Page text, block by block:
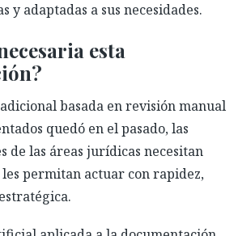
y adaptadas a sus necesidades.
esta
basada en revisión manual
quedó en el pasado, las
de las áreas jurídicas necesitan
permitan actuar con rapidez,